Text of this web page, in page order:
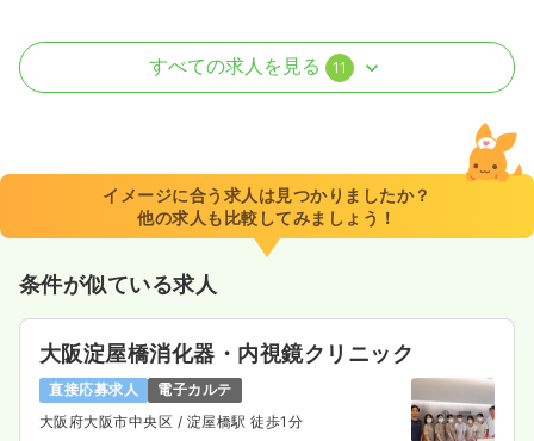
透析
8:15～16:45（休憩60分）
日曜休み
4週8休以上 第二新卒可 月給29万円以上可
気になる
介護・福祉系正・准看護師 介護老人保健施設
すべての求人を見る 11
イメージに合う求人は見つかりましたか？
他の求人も比較してみましょう！
条件が似ている求人
大阪淀屋橋消化器・内視鏡クリニック
直接応募求人
電子カルテ
大阪府大阪市中央区 / 淀屋橋駅 徒歩1分